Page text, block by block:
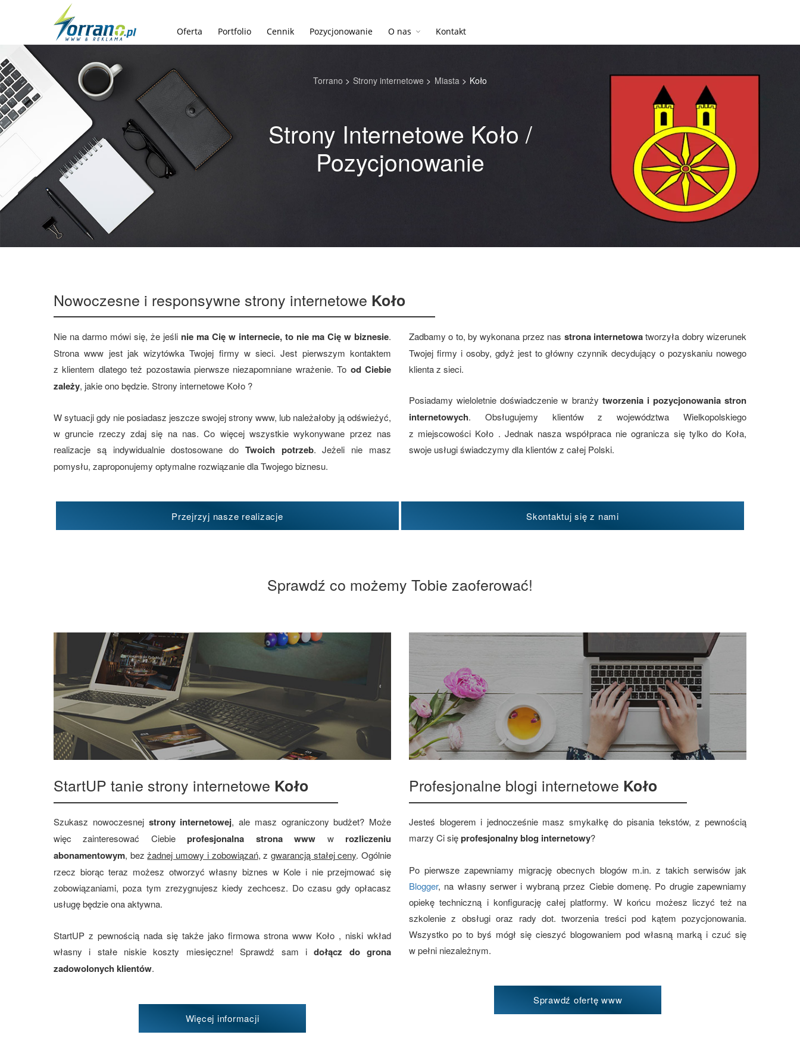
Oferta Portfolio Cennik Pozycjonowanie O nas Kontakt
Torrano > Strony internetowe > Miasta > Koło
Strony Internetowe Koło /
Pozycjonowanie
Nowoczesne i responsywne strony internetowe Koło
Nie na darmo mówi się, że jeśli nie ma Cię w internecie, to nie ma Cię w biznesie.
Strona www jest jak wizytówka Twojej firmy w sieci. Jest pierwszym kontaktem
z klientem dlatego też pozostawia pierwsze niezapomniane wrażenie. To od Ciebie
zależy, jakie ono będzie. Strony internetowe Koło ?
W sytuacji gdy nie posiadasz jeszcze swojej strony www, lub należałoby ją odświeżyć,
w gruncie rzeczy zdaj się na nas. Co więcej wszystkie wykonywane przez nas
realizacje są indywidualnie dostosowane do Twoich potrzeb. Jeżeli nie masz
pomysłu, zaproponujemy optymalne rozwiązanie dla Twojego biznesu.
Zadbamy o to, by wykonana przez nas strona internetowatworzyła dobry wizerunek
Twojej firmy i osoby, gdyż jest to główny czynnik decydujący o pozyskaniu nowego
klienta z sieci.
Posiadamy wieloletnie doświadczenie w branży tworzenia i pozycjonowania stron
internetowych. Obsługujemy klientów z województwa Wielkopolskiego
z miejscowości Koło . Jednak nasza współpraca nie ogranicza się tylko do Koła,
swoje usługi świadczymy dla klientów z całej Polski.
Przejrzyj nasze realizacje Skontaktuj się z nami
Sprawdź co możemy Tobie zaoferować!
StartUP tanie strony internetowe Koło
Szukasz nowoczesnej strony internetowej, ale masz ograniczony budżet? Może
więc zainteresować Ciebieprofesjonalna strona www w rozliczeniu
abonamentowym, bezżadnej umowy i zobowiązań, z gwarancją stałej ceny. Ogólnie
rzecz biorąc teraz możesz otworzyć własny biznes w Kole i nie przejmować się
zobowiązaniami, poza tym zrezygnujesz kiedy zechcesz. Do czasu gdy opłacasz
usługę będzie ona aktywna.
StartUP z pewnością nada się także jako firmowa strona www Koło , niski wkład
własny i stałe niskie koszty miesięczne! Sprawdź sam idołącz do grona
zadowolonych klientów.
Więcej informacji
Profesjonalne blogi internetowe Koło
Jesteś blogerem i jednocześnie masz smykałkę do pisania tekstów, z pewnością
marzy Ci sięprofesjonalny blog internetowy?
Po pierwsze zapewniamy migrację obecnych blogów m.in. z takich serwisów jak
Blogger, na własny serwer i wybraną przez Ciebie domenę. Po drugie zapewniamy
opiekę techniczną i konfigurację całej platformy. W końcu możesz liczyć też na
szkolenie z obsługi oraz rady dot. tworzenia treści pod kątem pozycjonowania.
Wszystko po to byś mógł się cieszyć blogowaniem pod własną marką i czuć się
w pełni niezależnym.
Sprawdź ofertę www